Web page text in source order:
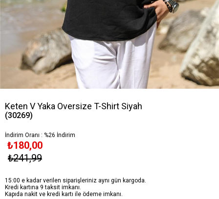
Keten V Yaka Oversize T-Shirt Siyah
(30269)
İndirim Oranı : %26 İndirim
₺241,99
₺180,00
15:00 e kadar verilen siparişleriniz aynı gün kargoda.
Kredi kartına 9 taksit imkanı.
Kapıda nakit ve kredi kartı ile ödeme imkanı.